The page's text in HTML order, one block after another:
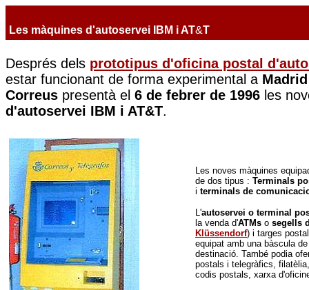
Les màquines d'autoservei IBM i AT&T
Després dels prototipus d'oficina postal
estar funcionant de forma experimental a Madrid
Correus presentà el 6 de febrer de 1996 les
d'autoservei IBM i AT&T.
Les noves màquines
de dos tipus : Terminals
i terminals de
L'autoservei o terminal
la venda d'ATMs o segells
Klüssendorf) i targes
equipat amb una bàscula
destinació. També podia
postals i telegràfics,
codis postals, xarxa